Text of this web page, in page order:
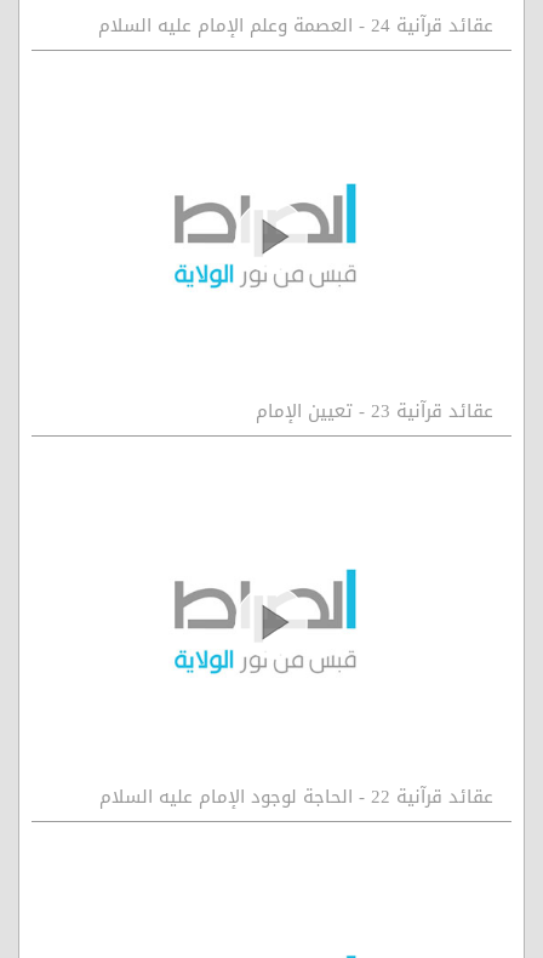
عقائد قرآنية 24 - العصمة وعلم الإمام عليه السلام
عقائد قرآنية 23 - تعيين الإمام
عقائد قرآنية 22 - الحاجة لوجود الإمام عليه السلام